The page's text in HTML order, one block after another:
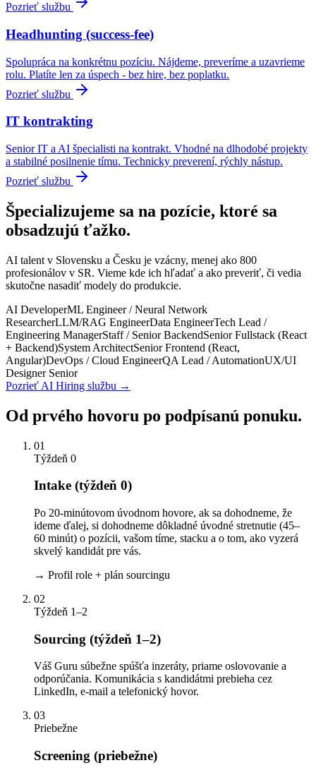
Pozrieť službu
Headhunting (success-fee)
Spolupráca na konkrétnu pozíciu. Nájdeme, preveríme a uzavrieme
rolu. Platíte len za úspech - bez hire, bez poplatku.
Pozrieť službu
IT kontrakting
Senior IT a AI špecialisti na kontrakt. Vhodné na dlhodobé projekty
a stabilné posilnenie tímu. Technicky preverení, rýchly nástup.
Pozrieť službu
Špecializujeme sa na pozície, ktoré sa
obsadzujú ťažko.
AI talent v Slovensku a Česku je vzácny, menej ako 800
profesionálov v SR. Vieme kde ich hľadať a ako preveriť, či vedia
skutočne nasadiť modely do produkcie.
AI DeveloperML Engineer / Neural Network
ResearcherLLM/RAG EngineerData EngineerTech Lead /
Engineering ManagerStaff / Senior BackendSenior Fullstack (React
+ Backend)System ArchitectSenior Frontend (React,
Angular)DevOps / Cloud EngineerQA Lead / AutomationUX/UI
Designer Senior
Pozrieť AI Hiring službu →
Od prvého hovoru po podpísanú ponuku.
01
Týždeň 0
Intake (týždeň 0)
Po 20-minútovom úvodnom hovore, ak sa dohodneme, že
ideme ďalej, si dohodneme dôkladné úvodné stretnutie (45–
60 minút) o pozícii, vašom tíme, stacku a o tom, ako vyzerá
skvelý kandidát pre vás.
→ Profil role + plán sourcingu
02
Týždeň 1–2
Sourcing (týždeň 1–2)
Váš Guru súbežne spúšťa inzeráty, priame oslovovanie a
odporúčania. Komunikácia s kandidátmi prebieha cez
LinkedIn, e-mail a telefonický hovor.
03
Priebežne
Screening (priebežne)